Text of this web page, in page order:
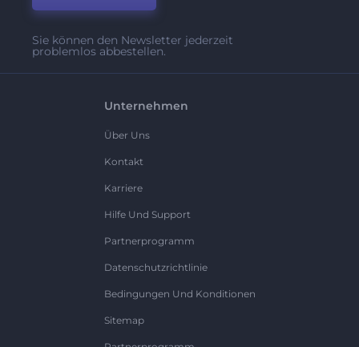
Sie können den Newsletter jederzeit
problemlos abbestellen.
Unternehmen
Über Uns
Kontakt
Karriere
Hilfe Und Support
Partnerprogramm
Datenschutzrichtlinie
Bedingungen Und Konditionen
Sitemap